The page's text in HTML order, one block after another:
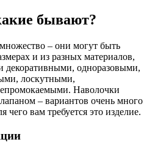
бывают?
– они могут быть
и из разных материалов,
одноразовыми,
лоскутными,
Наволочки
– вариантов очень много
чего вам требуется это изделие.